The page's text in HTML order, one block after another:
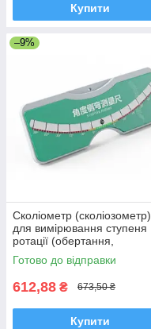
Купити
–9%
Сколіометр (сколіозометр)
для вимірювання ступеня
ротації (обертання,
розвороту) хребта, зелений
Готово до відправки
612,88 ₴ 673,50 ₴
Купити